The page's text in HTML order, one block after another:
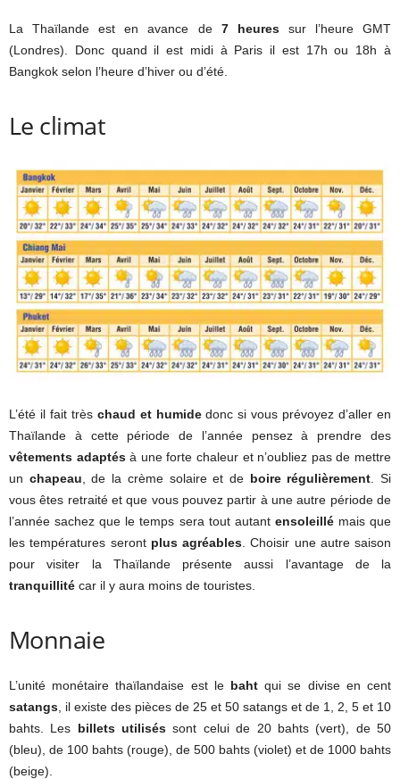
La Thaïlande est en avance de 7 heuressur l’heure GMT
(Londres). Donc quand il est midi à Paris il est 17h ou 18h à
Bangkok selon l’heure d’hiver ou d’été.
Le climat
L’été il fait très chaud et humidedonc si vous prévoyez d’aller en
Thaïlande à cette période de l’année pensez à prendre des
vêtements adaptésà une forte chaleur et n’oubliez pas de mettre
un chapeau , de la crème solaire et de boire régulièrement . Si
vous êtes retraité et que vous pouvez partir à une autre période de
l’année sachez que le temps sera tout autant ensoleillémais que
les températures seront plus agréables . Choisir une autre saison
pour visiter la Thaïlande présente aussi l’avantage de la
tranquillité car il y aura moins de touristes.
Monnaie
L’unité monétaire thaïlandaise est le baht qui se divise en cent
satangs , il existe des pièces de 25 et 50 satangs et de 1, 2, 5 et 10
bahts. Les billets utilisés sont celui de 20 bahts (vert), de 50
(bleu), de 100 bahts (rouge), de 500 bahts (violet) et de 1000 bahts
(beige).